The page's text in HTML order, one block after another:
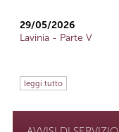
29/05/2026
Lavinia - Parte V
leggi tutto